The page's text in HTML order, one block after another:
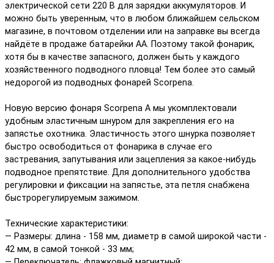
электрической сети 220 В для зарядки аккумуляторов. И
можно быть уверенным, что в любом ближайшем сельском
магазине, в почтовом отделении или на заправке вы всегда
найдёте в продаже батарейки АА. Поэтому такой фонарик,
хотя бы в качестве запасного, должен быть у каждого
хозяйственного подводного пловца! Тем более это самый
недорогой из подводных фонарей Scorpena.
Новую версию фонаря Scorpena А мы укомплектовали
удобным эластичным шнуром для закрепления его на
запястье охотника. Эластичность этого шнурка позволяет
быстро освободиться от фонарика в случае его
застревания, запутывания или зацепления за какое-нибудь
подводное препятствие. Для дополнительного удобства
регулировки и фиксации на запястье, эта петля снабжена
быстрорегулируемым зажимом.
Технические характеристики:
— Размеры: длина - 158 мм, диаметр в самой широкой части -
42 мм, в самой тонкой - 33 мм;